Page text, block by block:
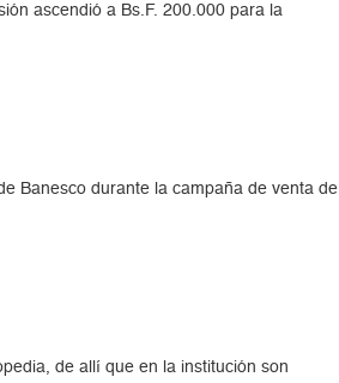
ascendió a Bs.F. 200.000 para la
Banesco durante la campaña de venta de
de allí que en la institución son